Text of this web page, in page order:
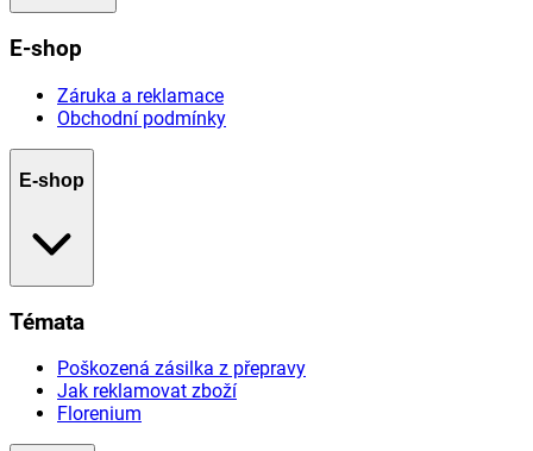
E-shop
Záruka a reklamace
Obchodní podmínky
E-shop
Témata
Poškozená zásilka z přepravy
Jak reklamovat zboží
Florenium